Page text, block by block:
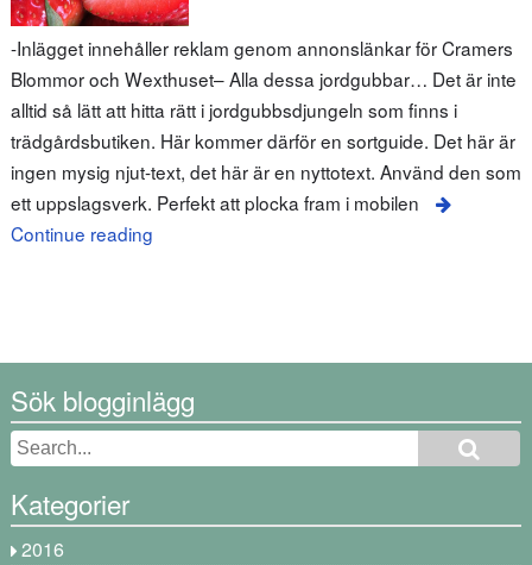
-Inlägget innehåller reklam genom annonslänkar för Cramers
Blommor och Wexthuset– Alla dessa jordgubbar… Det är inte
alltid så lätt att hitta rätt i jordgubbsdjungeln som finns i
trädgårdsbutiken. Här kommer därför en sortguide. Det här är
ingen mysig njut-text, det här är en nyttotext. Använd den som
ett uppslagsverk. Perfekt att plocka fram i mobilen
Continue reading
Sök blogginlägg
Kategorier
2016